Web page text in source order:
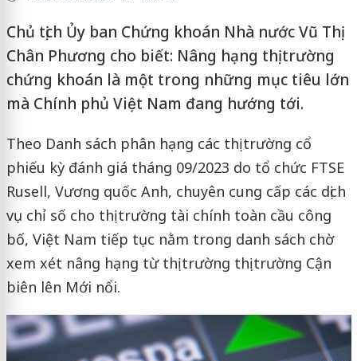
Chủ tịch Ủy ban Chứng khoán Nhà nước Vũ Thị
Chân Phương cho biết: Nâng hạng thị trường
chứng khoán là một trong những mục tiêu lớn
mà Chính phủ Việt Nam đang hướng tới.
Theo Danh sách phân hạng các thị trường cổ
phiếu kỳ đánh giá tháng 09/2023 do tổ chức FTSE
Rusell, Vương quốc Anh, chuyên cung cấp các dịch
vụ chỉ số cho thị trường tài chính toàn cầu công
bố, Việt Nam tiếp tục nằm trong danh sách chờ
xem xét nâng hạng từ thị trường thị trường Cận
biên lên Mới nổi.